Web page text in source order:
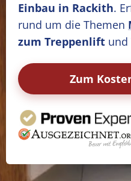
Einbau in Rackith.
rund um die Themen
zum Treppenlift und
Zum